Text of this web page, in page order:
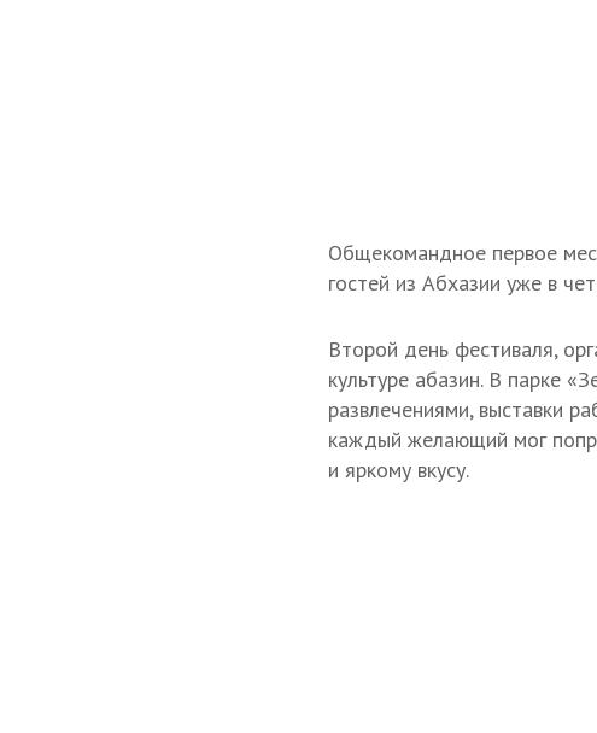
Общекомандное первое
гостей из Абхазии уже в
Второй день фестиваля,
культуре абазин. В парке
развлечениями, выставки
каждый желающий мог
и яркому вкусу.